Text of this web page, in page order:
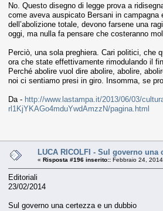
No. Questo disegno di legge prova a
come aveva auspicato Bersani in
dell’abolizione totale, devono farsene una
oggi, ma nulla fa pensare che costeranno
Perciò, una sola preghiera. Cari politici, che
ora che state effettivamente rimodulando il
Perché abolire vuol dire abolire, abolire,
noi ci sentiamo presi in giro. Insomma, se
Da - http://www.lastampa.it/2013/06/03/
rl1KjYKAGo4mduYwdAmzzN/pagina.html
LUCA RICOLFI - Sul governo una
« Risposta #196 inserito:: Febbraio 24,
Editoriali
23/02/2014
Sul governo una certezza e un dubbio